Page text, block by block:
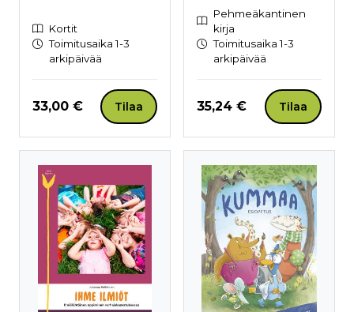
Kortit
Toimitusaika 1-3
arkipäivää
Hinta nyt
33,00 € Tilaa
Pehmeäkantinen
kirja
Toimitusaika 1-3
arkipäivää
Hinta nyt
35,24 € Tilaa